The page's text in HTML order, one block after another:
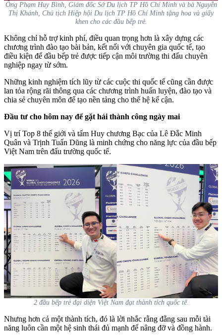
Ông Phạm Huy Bình, Giám đốc Sở Du lịch TP Hồ Chí Minh và bà Nguyễn
Thị Khánh, Chủ tịch Hiệp hội Du lịch TP Hồ Chí Minh tặng hoa và giấy
khen cho các đầu bếp trẻ.
Không chỉ hỗ trợ kinh phí, điều quan trọng hơn là xây dựng các
chương trình đào tạo bài bản, kết nối với chuyên gia quốc tế, tạo
điều kiện để đầu bếp trẻ được tiếp cận môi trường thi đấu chuyên
nghiệp ngay từ sớm.
Những kinh nghiệm tích lũy từ các cuộc thi quốc tế cũng cần được
lan tỏa rộng rãi thông qua các chương trình huấn luyện, đào tạo và
chia sẻ chuyên môn để tạo nền tảng cho thế hệ kế cận.
Đầu tư cho hôm nay để gặt hái thành công ngày mai
Vị trí Top 8 thế giới và tấm Huy chương Bạc của Lê Đắc Minh
Quân và Trịnh Tuấn Dũng là minh chứng cho năng lực của đầu bếp
Việt Nam trên đấu trường quốc tế.
2 đầu bếp trẻ đại diện Việt Nam đạt thành tích quốc tế.
Nhưng hơn cả một thành tích, đó là lời nhắc rằng đằng sau mỗi tài
năng luôn cần một hệ sinh thái đủ mạnh để nâng đỡ và đồng hành.